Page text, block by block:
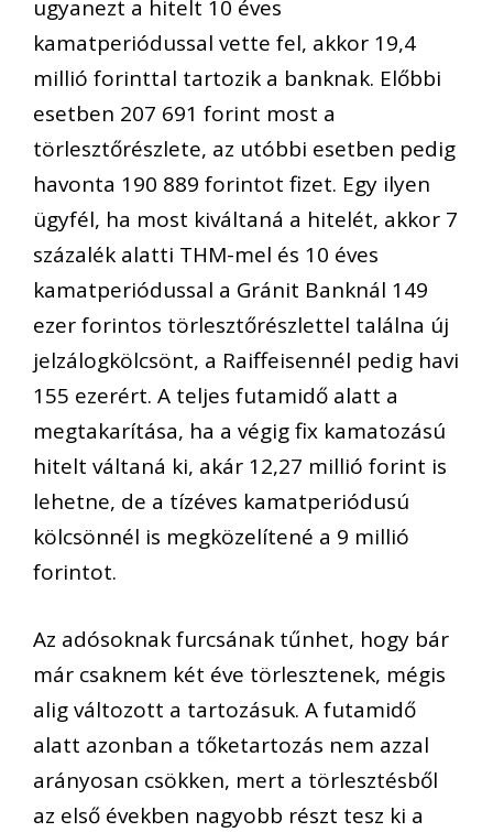
ugyanezt a hitelt 10 éves
kamatperiódussal vette fel, akkor 19,4
millió forinttal tartozik a banknak. Előbbi
esetben 207 691 forint most a
törlesztőrészlete, az utóbbi esetben pedig
havonta 190 889 forintot fizet. Egy ilyen
ügyfél, ha most kiváltaná a hitelét, akkor 7
százalék alatti THM-mel és 10 éves
kamatperiódussal a Gránit Banknál 149
ezer forintos törlesztőrészlettel találna új
jelzálogkölcsönt, a Raiffeisennél pedig havi
155 ezerért. A teljes futamidő alatt a
megtakarítása, ha a végig fix kamatozású
hitelt váltaná ki, akár 12,27 millió forint is
lehetne, de a tízéves kamatperiódusú
kölcsönnél is megközelítené a 9 millió
forintot.
Az adósoknak furcsának tűnhet, hogy bár
már csaknem két éve törlesztenek, mégis
alig változott a tartozásuk. A futamidő
alatt azonban a tőketartozás nem azzal
arányosan csökken, mert a törlesztésből
az első években nagyobb részt tesz ki a